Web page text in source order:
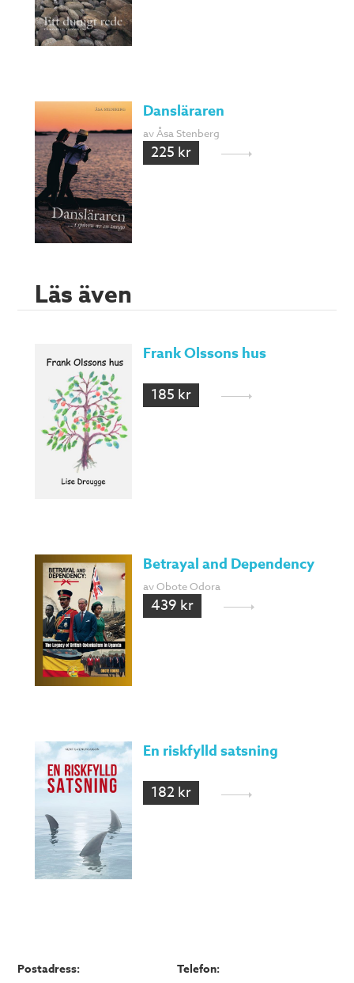
Dansläraren
av Åsa Stenberg
225 kr
Läs även
Frank Olssons hus
185 kr
Betrayal and Dependency
av Obote Odora
439 kr
En riskfylld satsning
182 kr
Postadress: Telefon: